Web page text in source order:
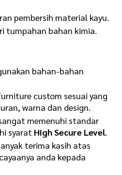
pembersih material kayu.
tumpahan bahan kimia.
bahan-bahan
custom sesuai yang
warna dan design.
memenuhi standar
syarat High Secure Level.
terima kasih atas
anda kepada